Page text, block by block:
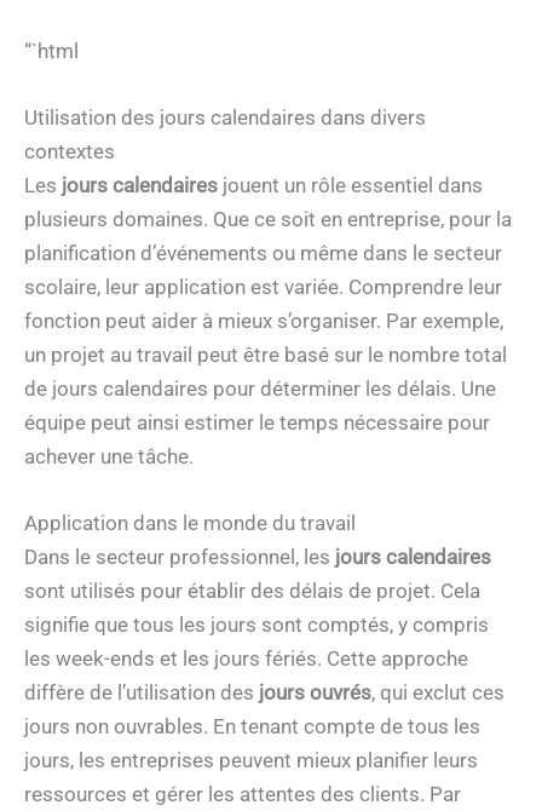
“`html
Utilisation des jours calendaires dans divers
contextes
Les jours calendaires jouent un rôle essentiel dans
plusieurs domaines. Que ce soit en entreprise, pour la
planification d’événements ou même dans le secteur
scolaire, leur application est variée. Comprendre leur
fonction peut aider à mieux s’organiser. Par exemple,
un projet au travail peut être basé sur le nombre total
de jours calendaires pour déterminer les délais. Une
équipe peut ainsi estimer le temps nécessaire pour
achever une tâche.
Application dans le monde du travail
Dans le secteur professionnel, les jours calendaires
sont utilisés pour établir des délais de projet. Cela
signifie que tous les jours sont comptés, y compris
les week-ends et les jours fériés. Cette approche
diffère de l’utilisation des jours ouvrés, qui exclut ces
jours non ouvrables. En tenant compte de tous les
jours, les entreprises peuvent mieux planifier leurs
ressources et gérer les attentes des clients. Par